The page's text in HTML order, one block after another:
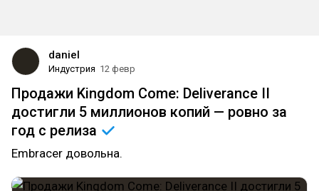
daniel
Индустрия 12 февр
Продажи Kingdom Come: Deliverance II
достигли 5 миллионов копий — ровно за
год с релиза
Embracer довольна.